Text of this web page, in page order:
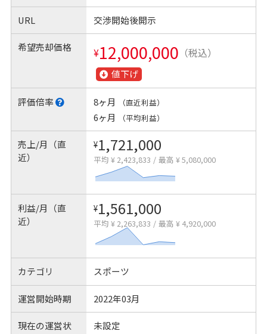
URL 交渉開始後開示
希望売却価格 ¥12,000,000 （税込）
値下げ
評価倍率 8ヶ月 （直近利益）
6ヶ月 （平均利益）
売上/月（直
近）
¥1,721,000
平均 ¥ 2,423,833 / 最高 ¥ 5,080,000
利益/月（直
近）
¥1,561,000
平均 ¥ 2,263,833 / 最高 ¥ 4,920,000
カテゴリ スポーツ
運営開始時期 2022年03月
現在の運営状
未設定